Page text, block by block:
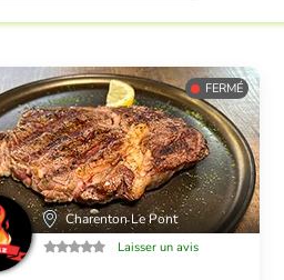
FERMÉ
Charenton Le Pont
Laisser un avis